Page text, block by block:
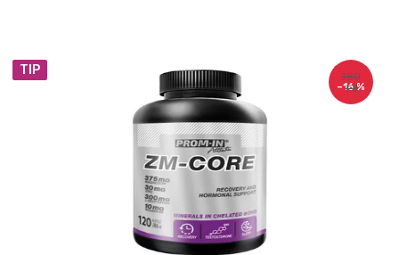
o
d
V
ýTIP
380
Kč
–16 %